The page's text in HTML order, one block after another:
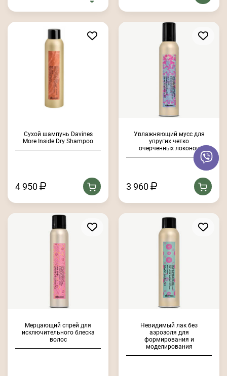
Сухой шампунь Davines
More Inside Dry Shampoo
4 950
Увлажняющий мусс для
упругих четко
очерченных локонов
3 960
Мерцающий спрей для
исключительного блеска
волос
Невидимый лак без
аэрозоля для
формирования и
моделирования